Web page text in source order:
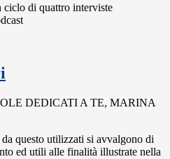
ciclo di quattro interviste
DEDICATI A TE, MARINA
questo utilizzati si avvalgono di
ed utili alle finalità illustrate nella